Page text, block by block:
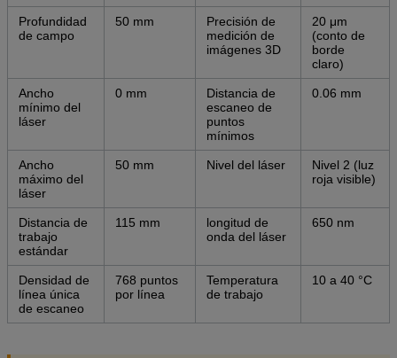
Profundidad
de campo
50 mm
Precisión de
medición de
imágenes 3D
20 μm
(conto de
borde
claro)
Ancho
mínimo del
láser
0 mm
Distancia de
escaneo de
puntos
mínimos
0.06 mm
Ancho
máximo del
láser
50 mm Nivel del láser
Nivel 2 (luz
roja visible)
Distancia de
trabajo
estándar
115 mm
longitud de
onda del láser
650 nm
Densidad de
línea única
de escaneo
768 puntos
por línea
Temperatura
de trabajo
10 a 40 °C